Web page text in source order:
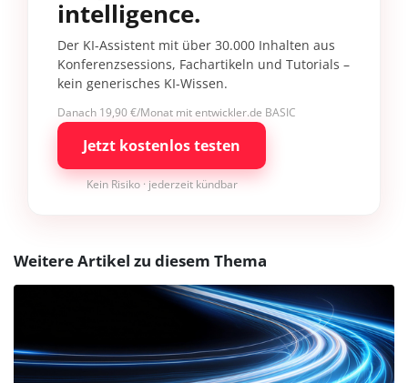
intelligence.
Der KI-Assistent mit über 30.000 Inhalten aus
Konferenzsessions, Fachartikeln und Tutorials –
kein generisches KI-Wissen.
Danach 19,90 €/Monat mit entwickler.de BASIC
Jetzt kostenlos testen
Kein Risiko · jederzeit kündbar
Weitere Artikel zu diesem Thema